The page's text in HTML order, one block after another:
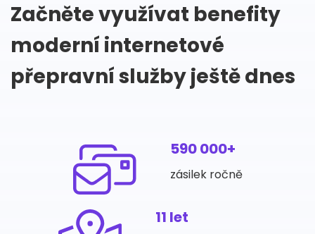
Začněte využívat benefity
moderní internetové
přepravní služby ještě dnes
590 000+
zásilek ročně
11 let